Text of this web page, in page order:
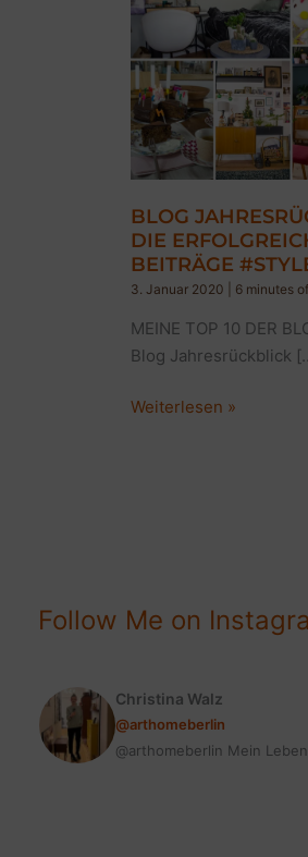
BLOG
DIE
BEITRÄGE
3. Januar 2020 6 minutes
MEINE TOP 10 DER
Blog Jahresrückblick
BLOG
Weiterlesen »
Follow Me on
Christina Walz
@arthomeberlin
@arthomeberlin Mein